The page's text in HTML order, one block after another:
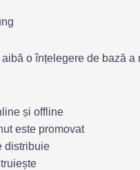
o înțelegere de bază
și offline
este promovat
distribuie